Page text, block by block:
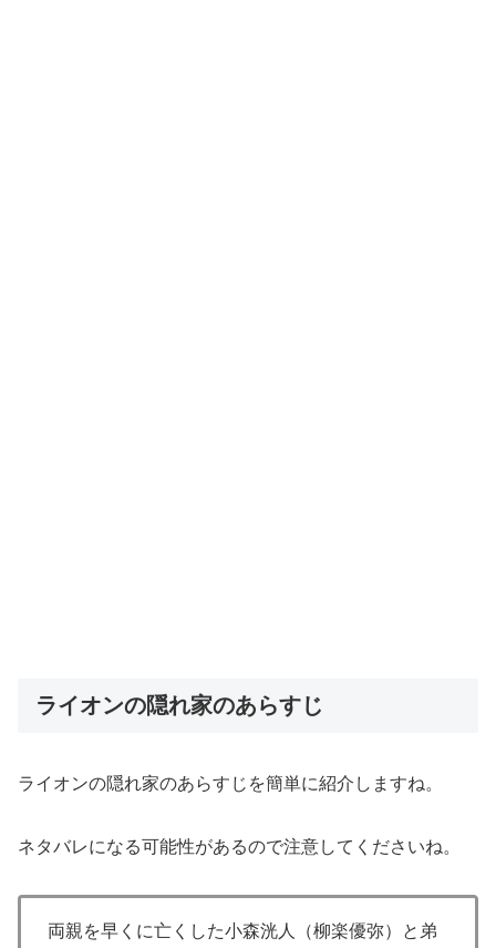
ライオンの隠れ家のあらすじ
ライオンの隠れ家のあらすじを簡単に紹介しますね。
ネタバレになる可能性があるので注意してくださいね。
両親を早くに亡くした小森洸人（柳楽優弥）と弟